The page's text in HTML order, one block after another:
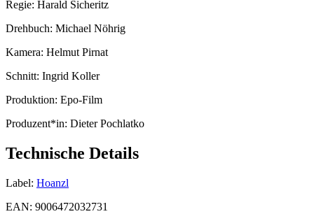
Regie: Harald Sicheritz
Drehbuch: Michael Nöhrig
Kamera: Helmut Pirnat
Schnitt: Ingrid Koller
Produktion: Epo-Film
Produzent*in: Dieter Pochlatko
Technische Details
Label: Hoanzl
EAN: 9006472032731